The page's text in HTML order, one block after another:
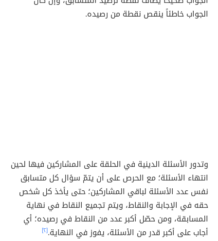
الجواب خاطئاً ينقص نقطة من رصيده.
وتدور الأسئلة الدينية في الحلقة على المشاركين فيها لحين
انتهاء الأسئلة؛ مع الحرص على أن يتمّ سؤال كل متسابق
نفس عدد الأسئلة لباقي المشاركين؛ حتى يأخذ كل شخص
حقه في الإجابة والنقاط، ويتم تجميع النقاط في نهاية
المسابقة، ومن حصّل أكبر عدد من النقاط في رصيده؛ أي
أجاب على أكبر قدر من الأسئلة، يفوز في النهاية.[٢]